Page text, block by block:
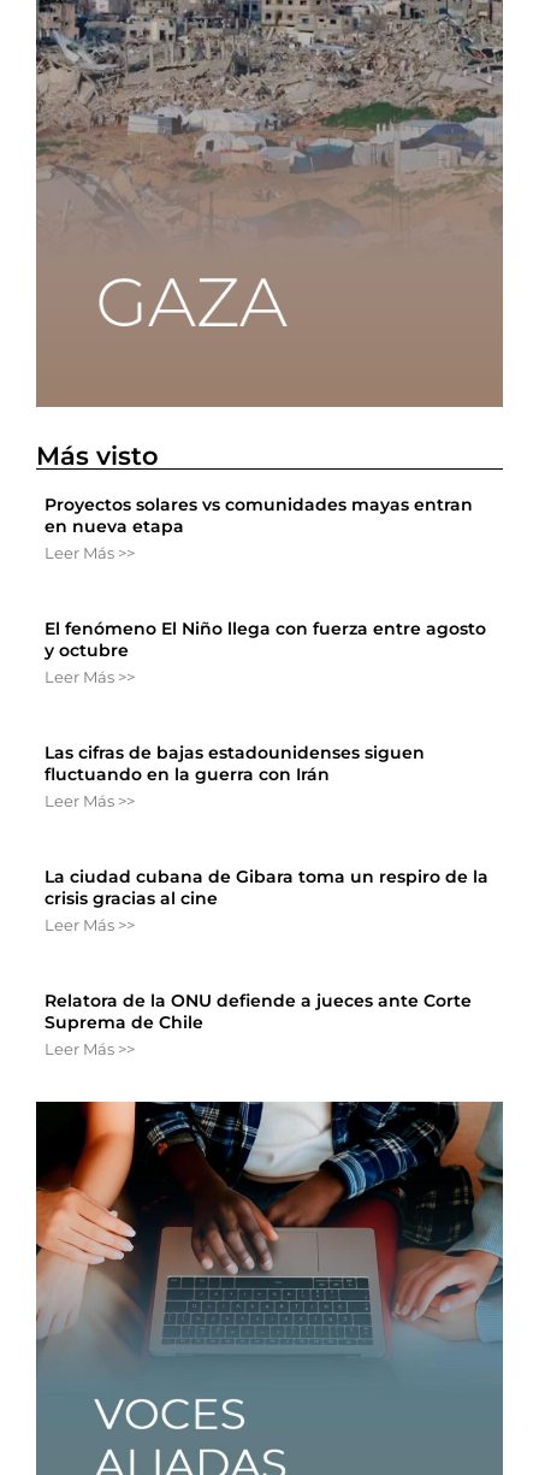
Más visto
Proyectos solares vs comunidades mayas entran
en nueva etapa
Leer Más >>
El fenómeno El Niño llega con fuerza entre agosto
y octubre
Leer Más >>
Las cifras de bajas estadounidenses siguen
fluctuando en la guerra con Irán
Leer Más >>
La ciudad cubana de Gibara toma un respiro de la
crisis gracias al cine
Leer Más >>
Relatora de la ONU defiende a jueces ante Corte
Suprema de Chile
Leer Más >>